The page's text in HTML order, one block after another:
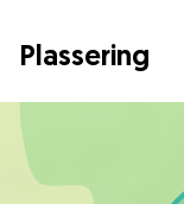
Plassering